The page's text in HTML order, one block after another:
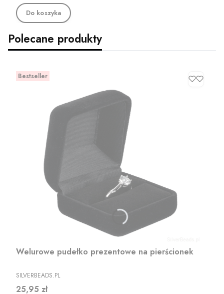
Do koszyka
Polecane produkty
Bestseller
Welurowe pudełko prezentowe na pierścionek
PRODUCENT
SILVERBEADS.PL
Cena
25,95 zł